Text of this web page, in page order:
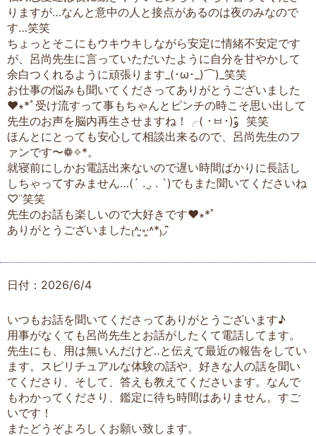
りますが…なんと意中の人と接点があるのは夜のみなので
す…笑笑
ちょっとそこにもウキウキしながら安定に情緒不安定です
が、呂尚先生に言っていただいたように自分を甘やかして
余白つくれるように頑張ります_(･ω･_)⌒︎)_笑笑
お仕事の悩みも聞いてくださってありがとうございました
♥︎︎∗︎*ﾟ受け流すって事もちゃんとピンチの時こそ思い出して
先生のお声を脳内再生させますね！╭( ･ㅂ･)و ̑̑ 笑笑
ほんとにとっても安心して相談出来るので、呂尚先生のフ
ァンです〜❁︎✧︎*。
就寝前にしかお電話出来ないので遅い時間ばかりに長話し
しちゃってすみません…(´ . .̫ . `)でもまた聞いてくださいね
♡ʾʾ笑笑
先生のお話も楽しいので大好きです♥︎︎∗︎*ﾟ
ありがとうございました₍˄·͈༝·͈˄*₎◞ ̑̑
日付：2026/6/4
いつもお話を聞いてくださってありがとうございます♪
用事がなくても呂尚先生とお話がしたくて電話してます。
先生にも、用は無いんだけど‥と伝えて最近の報告をしてい
ます。スピリチュアルな体験の話や、好きな人の話を聞い
てくださり、そして、答えも教えてくださいます。なんで
もわかってくださり、鑑定に待ち時間はありません。すご
いです！
またどうぞよろしくお願い致します。